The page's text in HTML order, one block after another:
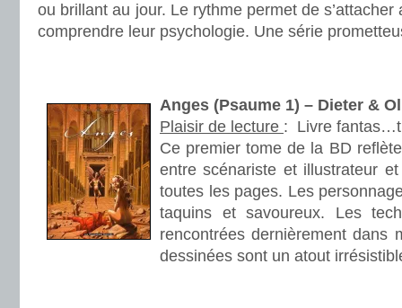
ou brillant au jour. Le rythme permet de s’attacher
comprendre leur psychologie. Une série
Anges (Psaume 1) – Dieter &
Plaisir de lecture : Livre
Ce premier tome de la BD
entre scénariste et illustrateur
toutes les pages. Les
taquins et savoureux. Les
rencontrées dernièrement dans
dessinées sont un atout